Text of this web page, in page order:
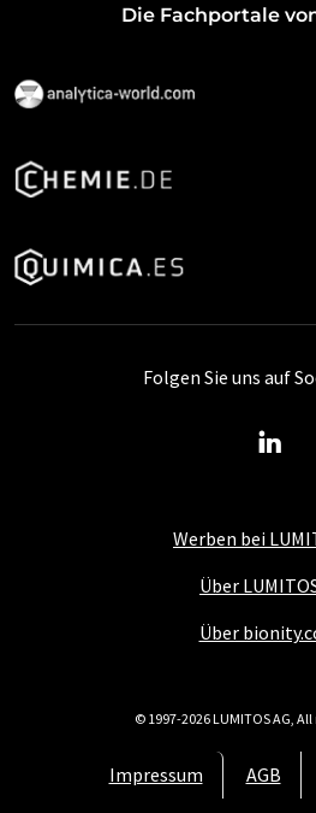
Die Fachportale
Werben bei
Über
Über
Impressum AGB
Folgen Sie uns auf
© 1997-2026 LUMITOS AG,